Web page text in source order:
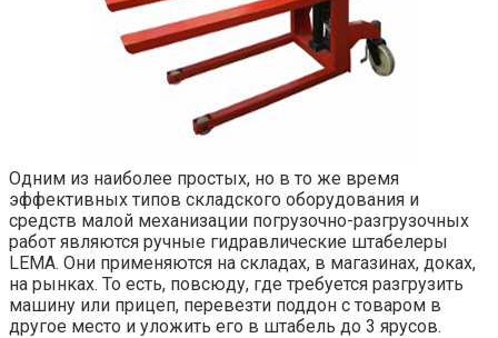
Одним из наиболее простых, но в то же время
эффективных типов складского оборудования и
средств малой механизации погрузочно-разгрузочных
работ являются ручные гидравлические штабелеры
LEMA. Они применяются на складах, в магазинах, доках,
на рынках. То есть, повсюду, где требуется разгрузить
машину или прицеп, перевезти поддон с товаром в
другое место и уложить его в штабель до 3 ярусов.